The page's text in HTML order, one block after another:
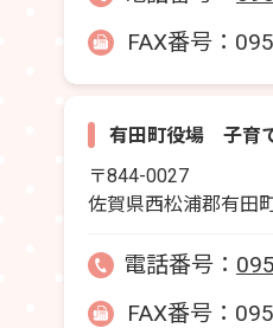
FAX番号：
有田町役場 子育
〒844-0027
佐賀県西松浦郡有田
電話番号：
FAX番号：